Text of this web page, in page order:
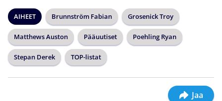
AIHEET Brunnström Fabian Grosenick Troy
Matthews Auston Pääuutiset Poehling Ryan
Stepan Derek TOP-listat
Jaa